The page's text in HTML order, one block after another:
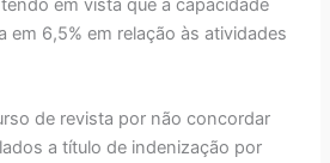
em 6,5% em relação às atividades
de revista por não concordar
a título de indenização por